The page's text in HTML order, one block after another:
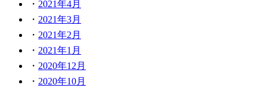
2021年4月
2021年3月
2021年2月
2021年1月
2020年12月
2020年10月